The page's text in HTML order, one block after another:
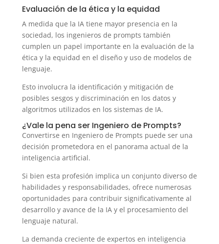
Evaluación de la ética y la equidad
A medida que la IA tiene mayor presencia en la
sociedad, los ingenieros de prompts también
cumplen un papel importante en la evaluación de la
ética y la equidad en el diseño y uso de modelos de
lenguaje.
Esto involucra la identificación y mitigación de
posibles sesgos y discriminación en los datos y
algoritmos utilizados en los sistemas de IA.
¿Vale la pena ser Ingeniero de Prompts?
Convertirse en Ingeniero de Prompts puede ser una
decisión prometedora en el panorama actual de la
inteligencia artificial.
Si bien esta profesión implica un conjunto diverso de
habilidades y responsabilidades, ofrece numerosas
oportunidades para contribuir significativamente al
desarrollo y avance de la IA y el procesamiento del
lenguaje natural.
La demanda creciente de expertos en inteligencia